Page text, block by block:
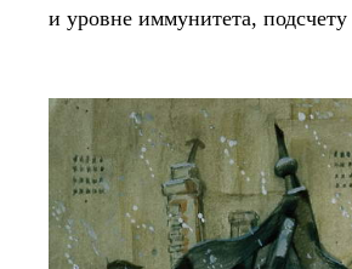
и уровне иммунитета, подсчету